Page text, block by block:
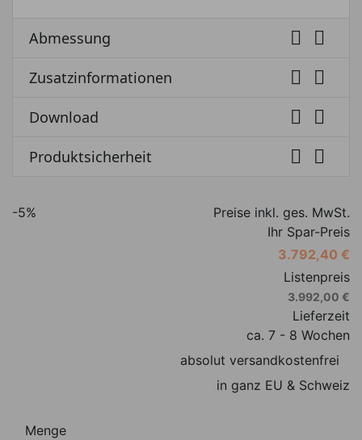
Abmessung  
Zusatzinformationen  
Download  
Produktsicherheit  
-5%
Preise inkl. ges. MwSt.
Ihr Spar-Preis
3.792,40 €
Listenpreis
3.992,00 €
Lieferzeit
ca. 7 - 8 Wochen
absolut versandkostenfrei
in ganz EU & Schweiz
Menge